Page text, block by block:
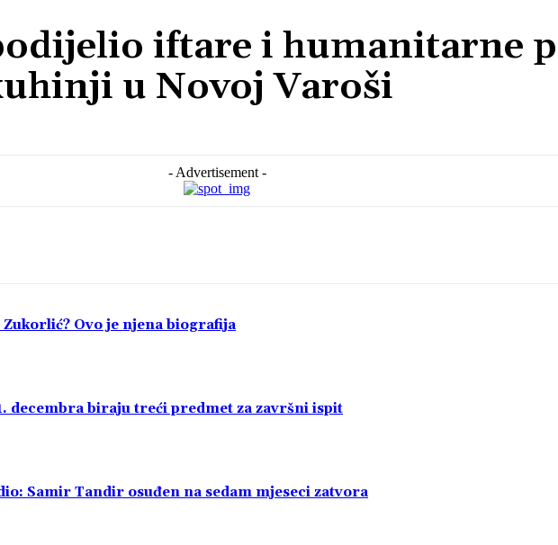
iftare i humanitarne
u Novoj Varoši
- Advertisement -
Ovo je njena biografija
decembra biraju treći predmet za završni ispit
Samir Tandir osuđen na sedam mjeseci zatvora